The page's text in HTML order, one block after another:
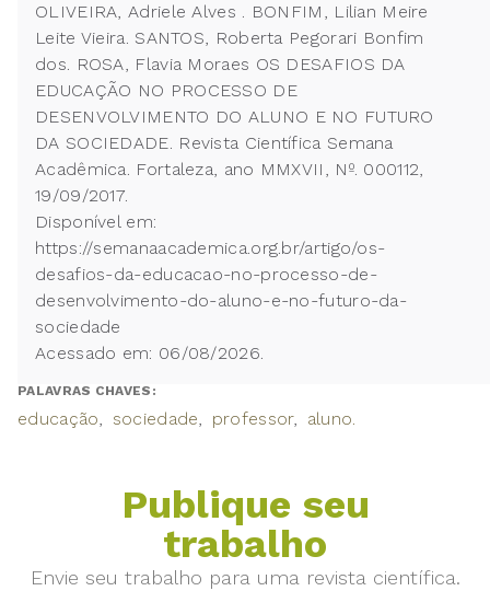
OLIVEIRA, Adriele Alves . BONFIM, Lilian Meire
Leite Vieira. SANTOS, Roberta Pegorari Bonfim
dos. ROSA, Flavia Moraes OS DESAFIOS DA
EDUCAÇÃO NO PROCESSO DE
DESENVOLVIMENTO DO ALUNO E NO FUTURO
DA SOCIEDADE. Revista Científica Semana
Acadêmica. Fortaleza, ano MMXVII, Nº. 000112,
19/09/2017.
Disponível em:
https://semanaacademica.org.br/artigo/os-
desafios-da-educacao-no-processo-de-
desenvolvimento-do-aluno-e-no-futuro-da-
sociedade
Acessado em: 06/08/2026.
PALAVRAS CHAVES:
educação sociedade professor aluno.
Publique seu
trabalho
Envie seu trabalho para uma revista científica.